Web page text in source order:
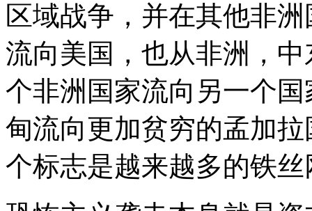
区域战争，并在其他非
流向美国，也从非洲，
个非洲国家流向另一个
甸流向更加贫穷的孟加
个标志是越来越多的铁